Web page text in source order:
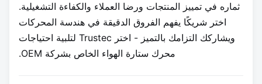
ثماره في تمييز المنتجات ورضا العملاء والكفاءة التشغيلية.
اختر شريكًا يفهم الفروق الدقيقة في هندسة المحركات
ويشاركك التزامك بالتميز - اختر Trustec لتلبية احتياجات
محرك ستارة الهواء الخاص بشركة OEM.